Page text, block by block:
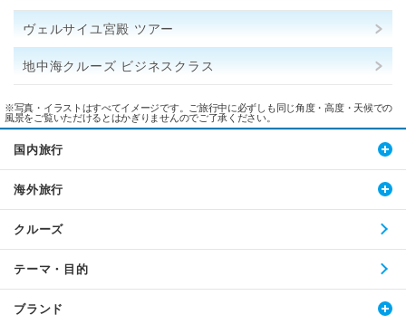
ヴェルサイユ宮殿 ツアー
地中海クルーズ ビジネスクラス
※写真・イラストはすべてイメージです。ご旅行中に必ずしも同じ角度・高度・天候での
風景をご覧いただけるとはかぎりませんのでご了承ください。
国内旅行
海外旅行
クルーズ
テーマ・目的
ブランド